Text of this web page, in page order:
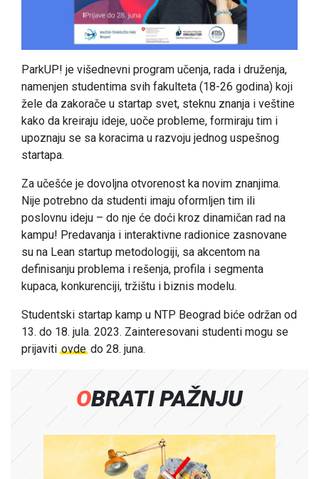
ParkUP! je višednevni program učenja, rada i druženja,
namenjen studentima svih fakulteta (18-26 godina) koji
žele da zakorače u startap svet, steknu znanja i veštine
kako da kreiraju ideje, uoče probleme, formiraju tim i
upoznaju se sa koracima u razvoju jednog uspešnog
startapa.
Za učešće je dovoljna otvorenost ka novim znanjima.
Nije potrebno da studenti imaju oformljen tim ili
poslovnu ideju – do nje će doći kroz dinamičan rad na
kampu! Predavanja i interaktivne radionice zasnovane
su na Lean startup metodologiji, sa akcentom na
definisanju problema i rešenja, profila i segmenta
kupaca, konkurenciji, tržištu i biznis modelu.
Studentski startap kamp u NTP Beograd biće održan od
13. do 18. jula. 2023. Zainteresovani studenti mogu se
prijaviti ovde do 28. juna.
OBRATI PAŽNJU